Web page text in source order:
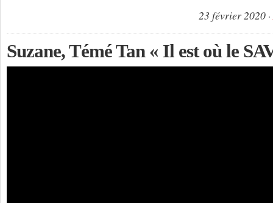
23 février 2020
Suzane, Témé Tan « Il est où le